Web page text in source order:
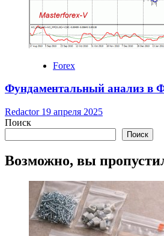
Forex
Фундаментальный анализ в
Redactor 19 апреля 2025
Поиск
Поиск
Возможно, вы